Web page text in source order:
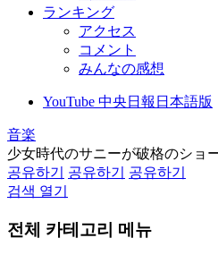
ランキング
アクセス
コメント
みんなの感想
YouTube 中央日報日本語版
音楽
少女時代のサニーが破格のショ
공유하기
공유하기
공유하기
검색 열기
전체 카테고리 메뉴